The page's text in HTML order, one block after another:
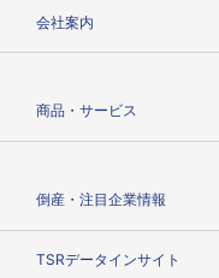
会社案内
商品・サービス
倒産・注目企業情報
TSRデータインサイト